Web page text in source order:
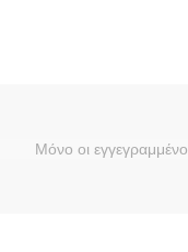
Μόνο οι